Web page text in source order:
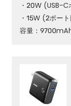
・20W (USB-
・15W (2ポー
容量：